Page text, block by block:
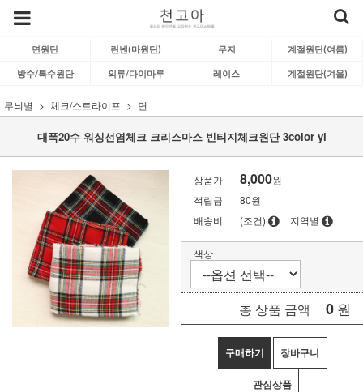
면원단 린넨(마원단) 무지 계절원단(여름)
방수/특수원단 의류/다이마루 레이스 계절원단(겨울)
무늬별 체크/스트라이프 면
대폭20수 워싱선염체크 크리스마스 빈티지체크원단 3color yl
상품가 8,000원
적립금
80원
배송비
(조건) 지역별
색상
총 상품 금액 0 원
구매하기 장바구니
관심상품